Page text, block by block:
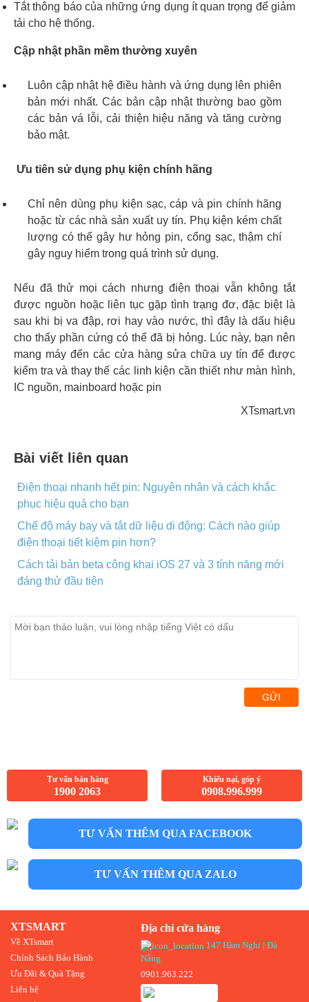
Tắt thông báo của những ứng dụng ít quan trọng để giảm
tải cho hệ thống.
Cập nhật phần mềm thường xuyên
Luôn cập nhật hệ điều hành và ứng dụng lên phiên
bản mới nhất. Các bản cập nhật thường bao gồm
các bản vá lỗi, cải thiện hiệu năng và tăng cường
bảo mật.
Ưu tiên sử dụng phụ kiện chính hãng
Chỉ nên dùng phụ kiện sạc, cáp và pin chính hãng
hoặc từ các nhà sản xuất uy tín. Phụ kiện kém chất
lượng có thể gây hư hỏng pin, cổng sạc, thậm chí
gây nguy hiểm trong quá trình sử dụng.
Nếu đã thử mọi cách nhưng điện thoại vẫn không tắt
được nguồn hoặc liên tục gặp tình trạng đơ, đặc biệt là
sau khi bị va đập, rơi hay vào nước, thì đây là dấu hiệu
cho thấy phần cứng có thể đã bị hỏng. Lúc này, bạn nên
mang máy đến các cửa hàng sửa chữa uy tín để được
kiểm tra và thay thế các linh kiện cần thiết như màn hình,
IC nguồn, mainboard hoặc pin
XTsmart.vn
Bài viết liên quan
Điện thoại nhanh hết pin: Nguyên nhân và cách khắc
phục hiệu quả cho bạn
Chế độ máy bay và tắt dữ liệu di động: Cách nào giúp
điện thoại tiết kiệm pin hơn?
Cách tải bản beta công khai iOS 27 và 3 tính năng mới
đáng thử đầu tiên
GỬI
Tư vấn bán hàng
1900 2063
Khiếu nại, góp ý
0908.996.999
TƯ VẤN THÊM QUA FACEBOOK
TƯ VẤN THÊM QUA ZALO
XTSMART
Về XTsmart
Chính Sách Bảo Hành
Ưu Đãi & Quà Tặng
Liên hệ
Địa chỉ cửa hàng
147 Hàm Nghi | Đà
Nẵng
0901.963.222